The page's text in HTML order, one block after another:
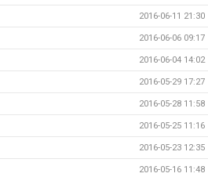
2016-06-11 21:30
2016-06-06 09:17
2016-06-04 14:02
2016-05-29 17:27
2016-05-28 11:58
2016-05-25 11:16
2016-05-23 12:35
2016-05-16 11:48